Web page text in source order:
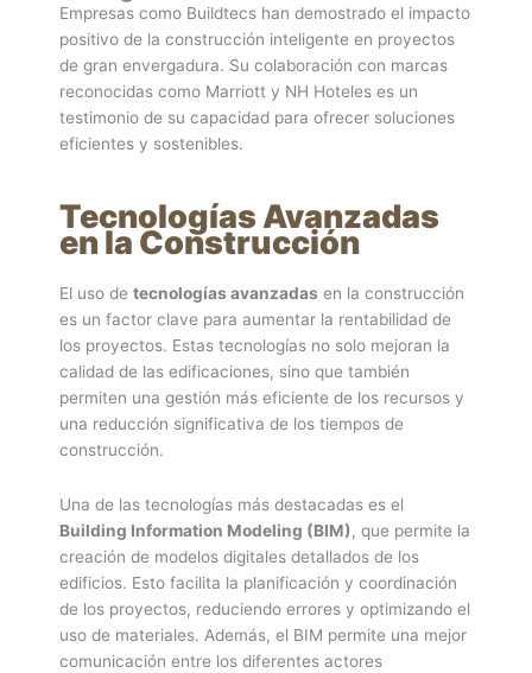
Empresas como Buildtecs han demostrado el impacto
positivo de la construcción inteligente en proyectos
de gran envergadura. Su colaboración con marcas
reconocidas como Marriott y NH Hoteles es un
testimonio de su capacidad para ofrecer soluciones
eficientes y sostenibles.
Tecnologías Avanzadas
en la Construcción
El uso de tecnologías avanzadas en la construcción
es un factor clave para aumentar la rentabilidad de
los proyectos. Estas tecnologías no solo mejoran la
calidad de las edificaciones, sino que también
permiten una gestión más eficiente de los recursos y
una reducción significativa de los tiempos de
construcción.
Una de las tecnologías más destacadas es el
Building Information Modeling (BIM), que permite la
creación de modelos digitales detallados de los
edificios. Esto facilita la planificación y coordinación
de los proyectos, reduciendo errores y optimizando el
uso de materiales. Además, el BIM permite una mejor
comunicación entre los diferentes actores